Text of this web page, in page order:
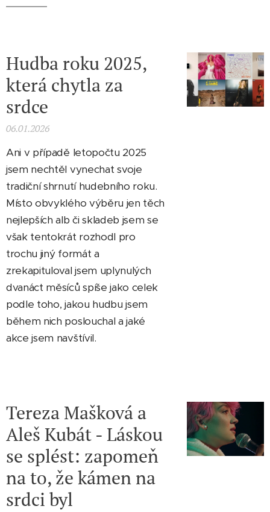
Hudba roku 2025,
která chytla za
srdce
06.01.2026
Ani v případě letopočtu 2025
jsem nechtěl vynechat svoje
tradiční shrnutí hudebního roku.
Místo obvyklého výběru jen těch
nejlepších alb či skladeb jsem se
však tentokrát rozhodl pro
trochu jiný formát a
zrekapituloval jsem uplynulých
dvanáct měsíců spíše jako celek
podle toho, jakou hudbu jsem
během nich poslouchal a jaké
akce jsem navštívil.
Tereza Mašková a
Aleš Kubát - Láskou
se splést: zapomeň
na to, že kámen na
srdci byl